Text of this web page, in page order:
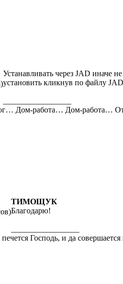
Устанавливать через JAD иначе
установить кликнув по файлу
Дом-работа… Дом-работа…
ТИМОЩУК
Благодарю!
Господь, и да